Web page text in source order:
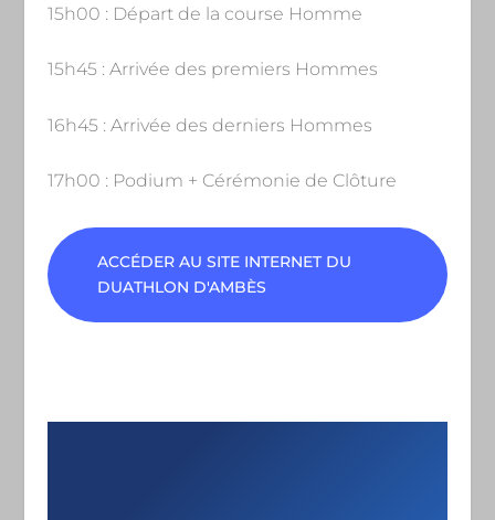
15h00 : Départ de la course Homme
15h45 : Arrivée des premiers Hommes
16h45 : Arrivée des derniers Hommes
17h00 : Podium + Cérémonie de Clôture
ACCÉDER AU SITE INTERNET DU
DUATHLON D'AMBÈS